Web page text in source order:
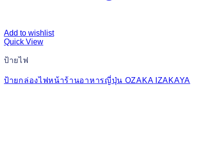
Add to wishlist
Quick View
ป้ายไฟ
ป้ายกล่องไฟหน้าร้านอาหารญี่ปุ่น OZAKA IZAKAYA